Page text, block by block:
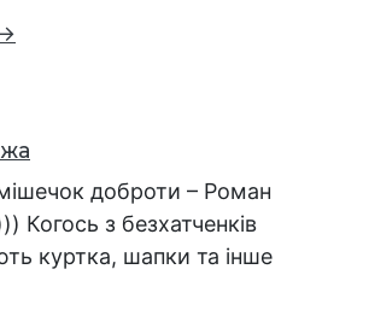
доброти – Роман
Когось з безхатченків
куртка, шапки та інше